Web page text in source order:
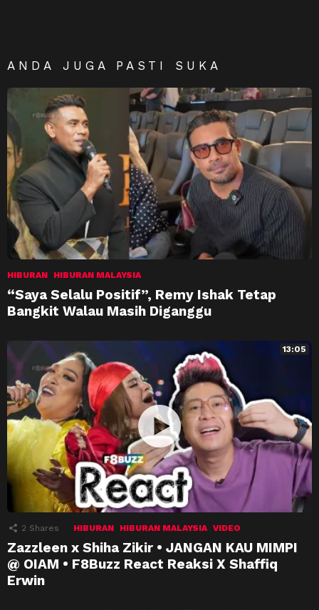
ANDA JUGA PASTI SUKA
HIBURAN HIBURAN MALAYSIA
“Saya Selalu Positif”, Remy Ishak Tetap
Bangkit Walau Masih Diganggu
13:05
2 Shares HIBURAN HIBURAN MALAYSIA VIDEO
Zazzleen x Shiha Zikir • JANGAN KAU MIMPI
@ OIAM • F8Buzz React Reaksi X Shaffiq
Erwin